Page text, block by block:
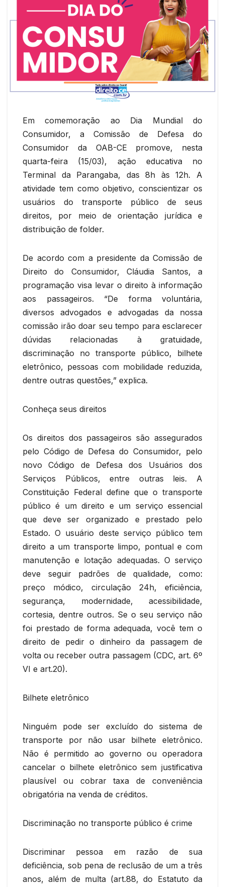
Em comemoração ao Dia Mundial do
Consumidor, a Comissão de Defesa do
Consumidor da OAB-CE promove, nesta
quarta-feira (15/03), ação educativa no
Terminal da Parangaba, das 8h às 12h. A
atividade tem como objetivo, conscientizar os
usuários do transporte público de seus
direitos, por meio de orientação jurídica e
distribuição de folder.
De acordo com a presidente da Comissão de
Direito do Consumidor, Cláudia Santos, a
programação visa levar o direito à informação
aos passageiros. “De forma voluntária,
diversos advogados e advogadas da nossa
comissão irão doar seu tempo para esclarecer
dúvidas relacionadas à gratuidade,
discriminação no transporte público, bilhete
eletrônico, pessoas com mobilidade reduzida,
dentre outras questões,” explica.
Conheça seus direitos
Os direitos dos passageiros são assegurados
pelo Código de Defesa do Consumidor, pelo
novo Código de Defesa dos Usuários dos
Serviços Públicos, entre outras leis. A
Constituição Federal define que o transporte
público é um direito e um serviço essencial
que deve ser organizado e prestado pelo
Estado. O usuário deste serviço público tem
direito a um transporte limpo, pontual e com
manutenção e lotação adequadas. O serviço
deve seguir padrões de qualidade, como:
preço módico, circulação 24h, eficiência,
segurança, modernidade, acessibilidade,
cortesia, dentre outros. Se o seu serviço não
foi prestado de forma adequada, você tem o
direito de pedir o dinheiro da passagem de
volta ou receber outra passagem (CDC, art. 6º
VI e art.20).
Bilhete eletrônico
Ninguém pode ser excluído do sistema de
transporte por não usar bilhete eletrônico.
Não é permitido ao governo ou operadora
cancelar o bilhete eletrônico sem justificativa
plausível ou cobrar taxa de conveniência
obrigatória na venda de créditos.
Discriminação no transporte público é crime
Discriminar pessoa em razão de sua
deficiência, sob pena de reclusão de um a três
anos, além de multa (art.88, do Estatuto da